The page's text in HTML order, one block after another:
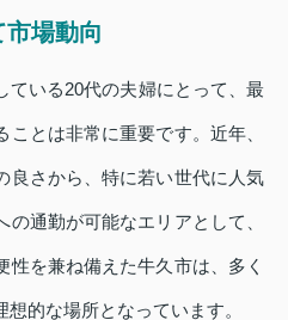
場動向
ている20代の夫婦にとって、最
とは非常に重要です。近年、
良さから、特に若い世代に人気
通勤が可能なエリアとして、
性を兼ね備えた牛久市は、多く
的な場所となっています。